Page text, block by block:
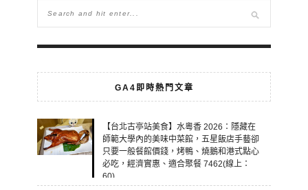
GA4即時熱門文章
【台北古亭站美食】水粵香 2026：隱藏在
師範大學內的美味中菜館，五星飯店手藝卻
只要一般餐館價錢，烤鴨、燒鵝和港式點心
必吃，經濟實惠、適合聚餐 7462(線上：
60)